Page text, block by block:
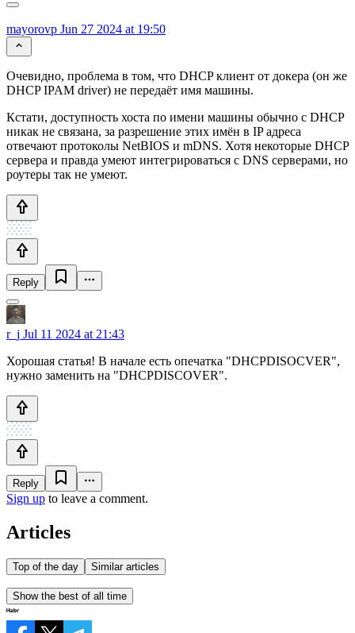
mayorovp Jun 27 2024 at 19:50
Очевидно, проблема в том, что DHCP клиент от докера (он же
DHCP IPAM driver) не передаёт имя машины.
Кстати, доступность хоста по имени машины обычно с DHCP
никак не связана, за разрешение этих имён в IP адреса
отвечают протоколы NetBIOS и mDNS. Хотя некоторые DHCP
сервера и правда умеют интегрироваться с DNS серверами, но
роутеры так не умеют.
Reply
r_j Jul 11 2024 at 21:43
Хорошая статья! В начале есть опечатка "DHCPDISOCVER",
нужно заменить на "DHCPDISCOVER".
Reply
Sign up to leave a comment.
Articles
Top of the day Similar articles
Show the best of all time